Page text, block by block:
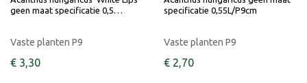
geen maat specificatie 0,5…
Vaste planten P9
€ 3,30
specificatie 0,55L/P9cm
Vaste planten P9
€ 2,70